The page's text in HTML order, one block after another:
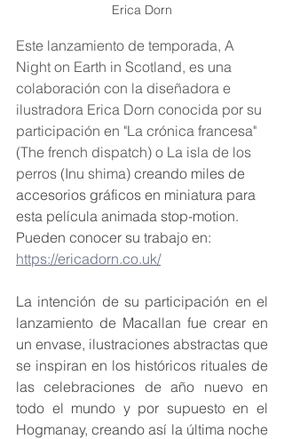
Erica Dorn
Este lanzamiento de temporada, A
Night on Earth in Scotland, es una
colaboración con la diseñadora e
ilustradora Erica Dorn conocida por su
participación en "La crónica francesa"
(The french dispatch) o La isla de los
perros (Inu shima) creando miles de
accesorios gráficos en miniatura para
esta película animada stop-motion.
Pueden conocer su trabajo en:
https://ericadorn.co.uk/
La intención de su participación en el
lanzamiento de Macallan fue crear en
un envase, ilustraciones abstractas que
se inspiran en los históricos rituales de
las celebraciones de año nuevo en
todo el mundo y por supuesto en el
Hogmanay, creando así la última noche